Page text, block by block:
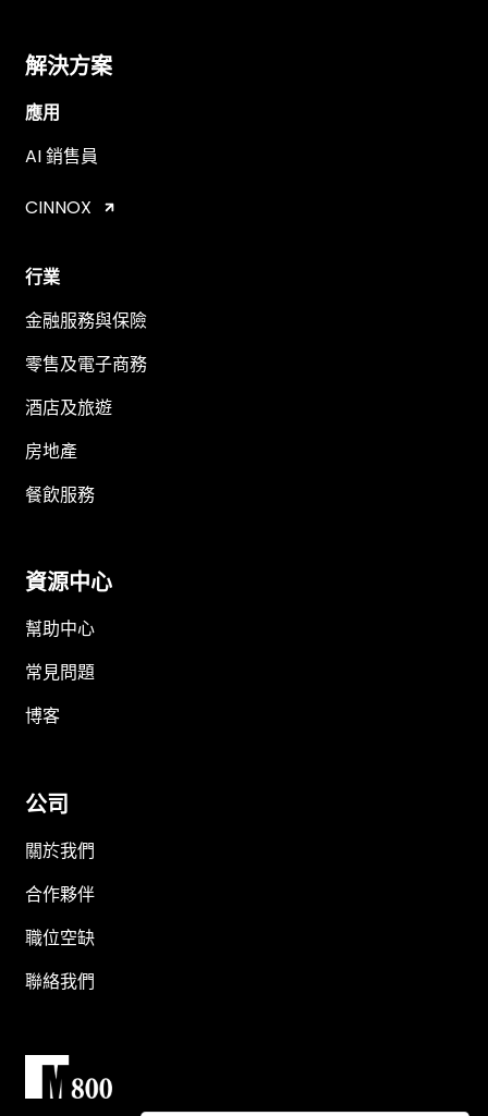
解決方案
應用
AI 銷售員
CINNOX
行業
金融服務與保險
零售及電子商務
酒店及旅遊
房地產
餐飲服務
資源中心
幫助中心
常見問題
博客
公司
關於我們
合作夥伴
職位空缺
聯絡我們